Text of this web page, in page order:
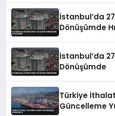
İstanbul’da
Dönüşümde
İstanbul’da
Dönüşümde
Türkiye
Güncelleme